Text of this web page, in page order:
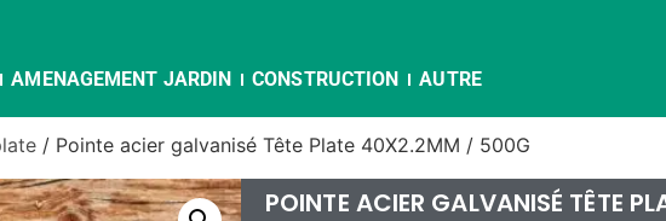
AMENAGEMENT JARDIN CONSTRUCTION AUTRE
/ Pointe acier galvanisé Tête Plate 40X2.2MM / 500G
POINTE ACIER GALVANISÉ TÊTE